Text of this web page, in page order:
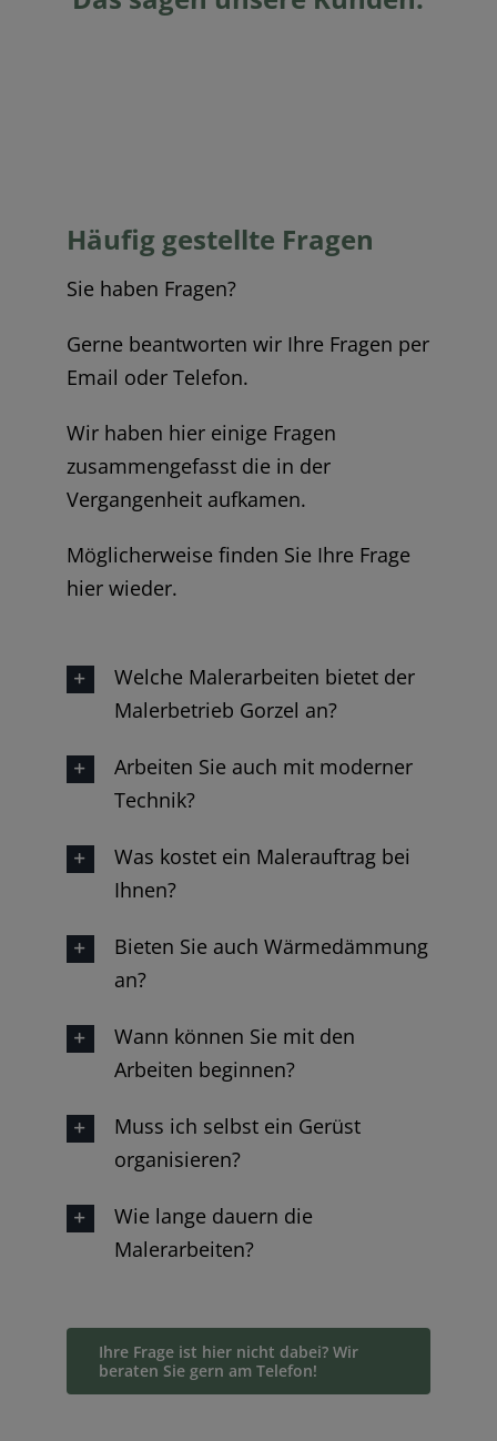
Häufig gestellte Fragen
Sie haben Fragen?
Gerne beantworten wir Ihre Fragen per
Email oder Telefon.
Wir haben hier einige Fragen
zusammengefasst die in der
Vergangenheit aufkamen.
Möglicherweise finden Sie Ihre Frage
hier wieder.
Welche Malerarbeiten bietet der
Malerbetrieb Gorzel an?
Arbeiten Sie auch mit moderner
Technik?
Was kostet ein Malerauftrag bei
Ihnen?
Bieten Sie auch Wärmedämmung
an?
Wann können Sie mit den
Arbeiten beginnen?
Muss ich selbst ein Gerüst
organisieren?
Wie lange dauern die
Malerarbeiten?
Ihre Frage ist hier nicht dabei? Wir
beraten Sie gern am Telefon!